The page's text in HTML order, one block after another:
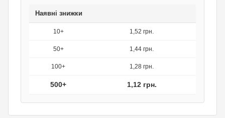
Наявні знижки
10+ 1,52 грн.
50+ 1,44 грн.
100+ 1,28 грн.
500+ 1,12 грн.